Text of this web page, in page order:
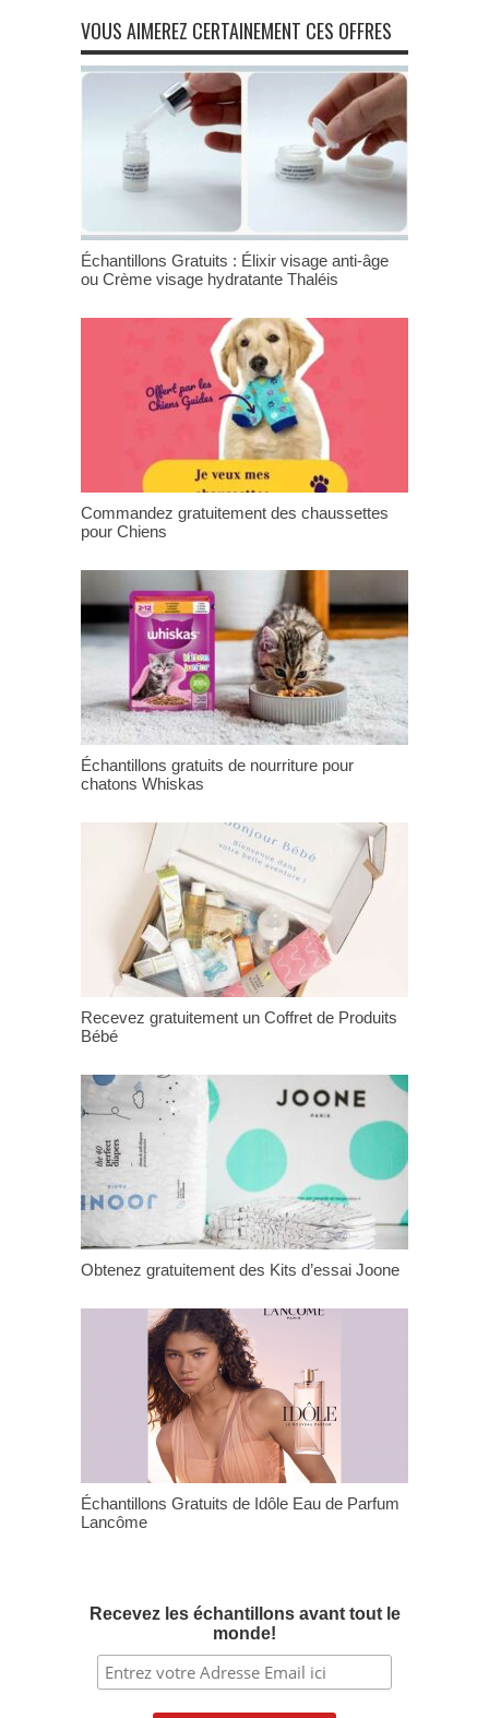
VOUS AIMEREZ CERTAINEMENT CES OFFRES
Échantillons Gratuits : Élixir visage anti-âge
ou Crème visage hydratante Thaléis
Commandez gratuitement des chaussettes
pour Chiens
Échantillons gratuits de nourriture pour
chatons Whiskas
Recevez gratuitement un Coffret de Produits
Bébé
Obtenez gratuitement des Kits d’essai Joone
Échantillons Gratuits de Idôle Eau de Parfum
Lancôme
Recevez les échantillons avant tout le
monde!